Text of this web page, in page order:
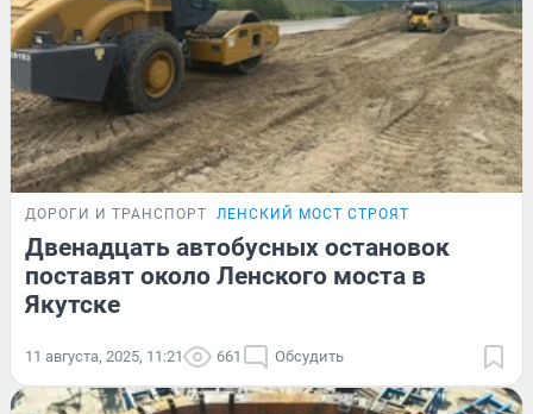
ДОРОГИ И ТРАНСПОРТ ЛЕНСКИЙ МОСТ СТРОЯТ
Двенадцать автобусных остановок
поставят около Ленского моста в
Якутске
11 августа, 2025, 11:21 661 Обсудить